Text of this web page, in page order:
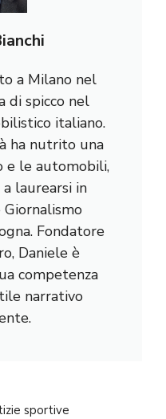
a Milano nel
di spicco nel
italiano.
ha nutrito una
e le automobili,
laurearsi in
Giornalismo
Fondatore
Daniele è
competenza
narrativo
sportive